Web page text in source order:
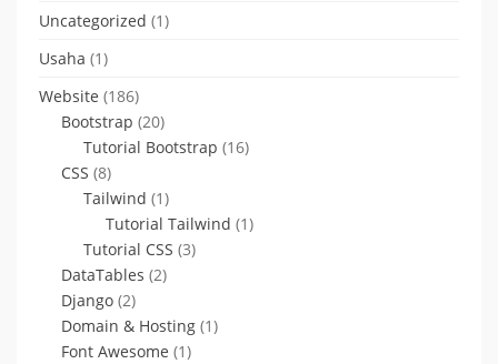
Uncategorized (1)
Usaha (1)
Website (186)
Bootstrap (20)
Tutorial Bootstrap (16)
CSS (8)
Tailwind (1)
Tutorial Tailwind (1)
Tutorial CSS (3)
DataTables (2)
Django (2)
Domain & Hosting (1)
Font Awesome (1)